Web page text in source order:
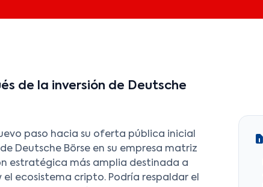
de la inversión de Deutsche
paso hacia su oferta pública inicial
Deutsche Börse en su empresa matriz
estratégica más amplia destinada a
ecosistema cripto. Podría respaldar el